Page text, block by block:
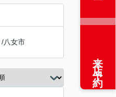
/八女市
来店予約